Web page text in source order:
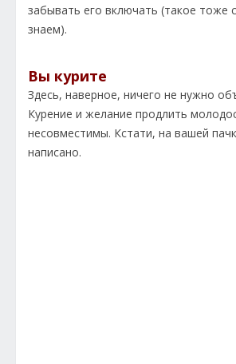
забывать его включать (такое тоже
знаем).
Вы курите
Здесь, наверное, ничего не нужно
Курение и желание продлить
несовместимы. Кстати, на вашей
написано.